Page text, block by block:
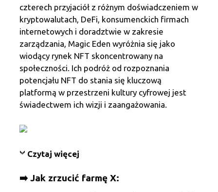
czterech przyjaciół z różnym doświadczeniem w
kryptowalutach, DeFi, konsumenckich firmach
internetowych i doradztwie w zakresie
zarządzania, Magic Eden wyróżnia się jako
wiodący rynek NFT skoncentrowany na
społeczności. Ich podróż od rozpoznania
potencjału NFT do stania się kluczową
platformą w przestrzeni kultury cyfrowej jest
świadectwem ich wizji i zaangażowania.
Czytaj więcej
➡️ Jak zrzucić farmę X: